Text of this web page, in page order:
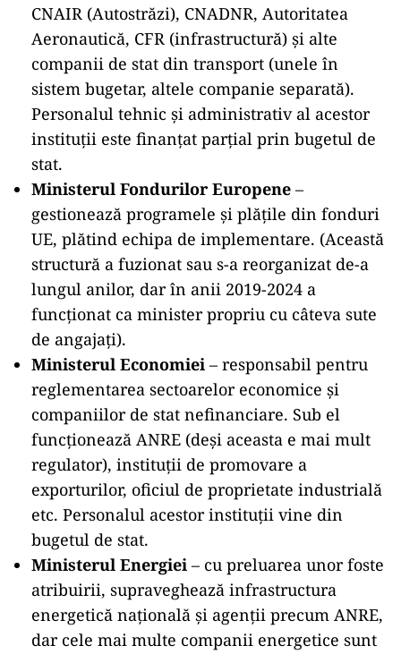
CNAIR (Autostrăzi), CNADNR, Autoritatea
Aeronautică, CFR (infrastructură) și alte
companii de stat din transport (unele în
sistem bugetar, altele companie separată).
Personalul tehnic și administrativ al acestor
instituții este finanțat parțial prin bugetul de
stat.
Ministerul Fondurilor Europene –
gestionează programele și plăţile din fonduri
UE, plătind echipa de implementare. (Această
structură a fuzionat sau s-a reorganizat de-a
lungul anilor, dar în anii 2019-2024 a
funcționat ca minister propriu cu câteva sute
de angajați).
Ministerul Economiei – responsabil pentru
reglementarea sectoarelor economice și
companiilor de stat nefinanciare. Sub el
funcționează ANRE (deși aceasta e mai mult
regulator), instituții de promovare a
exporturilor, oficiul de proprietate industrială
etc. Personalul acestor instituții vine din
bugetul de stat.
Ministerul Energiei – cu preluarea unor foste
atribuirii, supraveghează infrastructura
energetică națională și agenții precum ANRE,
dar cele mai multe companii energetice sunt